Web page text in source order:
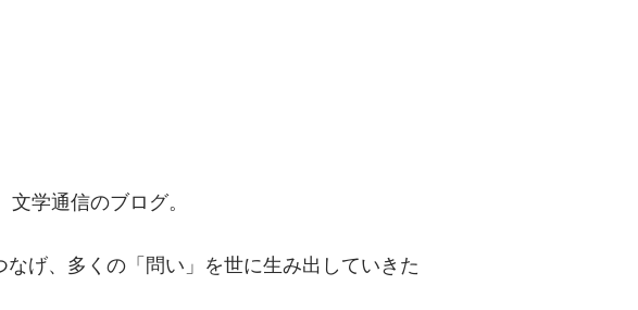
学通信のブログ。
げ、多くの「問い」を世に生み出していきた